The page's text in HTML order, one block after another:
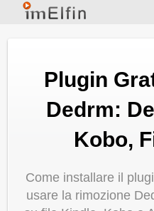
Plugin
Dedrm:
Kobo,
Come installare il
usare la rimozione